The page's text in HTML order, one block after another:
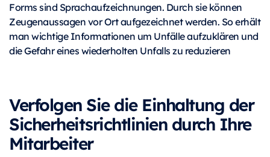
Forms sind Sprachaufzeichnungen. Durch sie können
Zeugenaussagen vor Ort aufgezeichnet werden. So erhält
man wichtige Informationen um Unfälle aufzuklären und
die Gefahr eines wiederholten Unfalls zu reduzieren
Verfolgen Sie die Einhaltung der
Sicherheitsrichtlinien durch Ihre
Mitarbeiter